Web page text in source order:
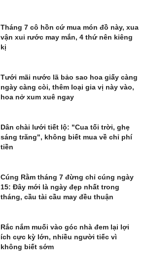
Tháng 7 cô hồn cứ mua món đồ này, xua
vận xui rước may mắn, 4 thứ nên kiêng
kị
Tưới mãi nước lã bảo sao hoa giấy càng
ngày càng còi, thêm loại gia vị này vào,
hoa nở xum xuê ngay
Dân chài lưới tiết lộ: "Cua tối trời, ghẹ
sáng trăng", không biết mua về chỉ phí
tiền
Cúng Rằm tháng 7 đừng chỉ cúng ngày
15: Đây mới là ngày đẹp nhất trong
tháng, cầu tài cầu may đều thuận
Rắc nắm muối vào góc nhà đem lại lợi
ích cực kỳ lớn, nhiều người tiếc vì
không biết sớm